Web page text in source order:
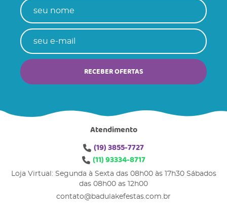
RECEBER OFERTAS
Atendimento
(19)3855-7727
(11)93334-8717
Loja Virtual: Segunda à Sexta das 08h00 às 17h30 Sábados
das 08h00 as 12h00
contato@badulakefestas.com.br